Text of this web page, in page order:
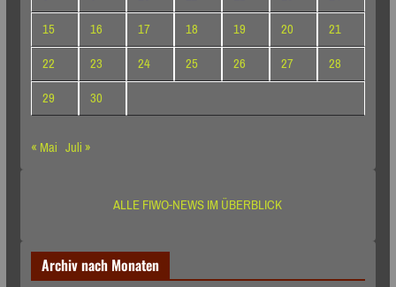
15
16 17 18 19 20
21
22
23 24 25 26 27
28
29
30
« Mai Juli »
ALLE FIWO-NEWS IM ÜBERBLICK
Archiv nach Monaten